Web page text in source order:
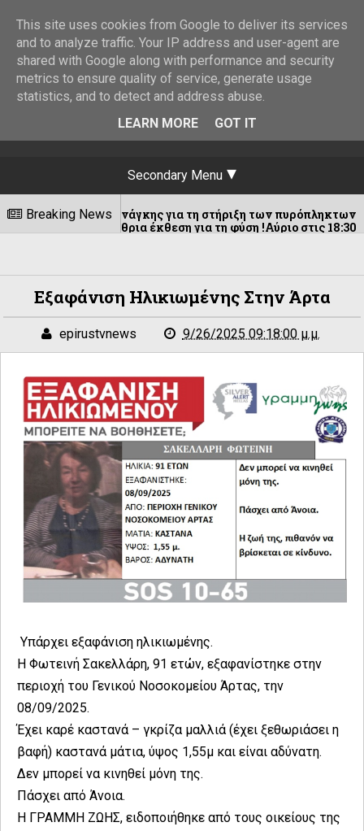
Secondary Menu
Breaking News
ανάγκης για τη στήριξη των πυρόπληκτων
υπαίθρια έκθεση για τη φύση !Αύριο στις 18:30 στη Φάρμα
Εξαφάνιση Ηλικιωμένης Στην Άρτα
epirustvnews 9/26/2025 09:18:00 μ.μ.
Υπάρχει εξαφάνιση ηλικιωμένης.
Η Φωτεινή Σακελλάρη, 91 ετών, εξαφανίστηκε στην
περιοχή του Γενικού Νοσοκομείου Άρτας, την
08/09/2025.
Έχει καρέ καστανά – γκρίζα μαλλιά (έχει ξεθωριάσει η
βαφή) καστανά μάτια, ύψος 1,55μ και είναι αδύνατη.
Δεν μπορεί να κινηθεί μόνη της.
Πάσχει από Άνοια.
Η ΓΡΑΜΜΗ ΖΩΗΣ, ειδοποιήθηκε από τους οικείους της
This site uses cookies from Google to deliver its services
and to analyze traffic. Your IP address and user-agent are
shared with Google along with performance and security
metrics to ensure quality of service, generate usage
statistics, and to detect and address abuse.
LEARN MORE
GOT IT